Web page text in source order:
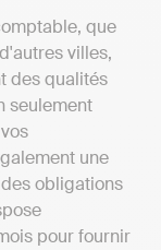
que
villes,
des qualités
seulement
une
obligations
pour fournir